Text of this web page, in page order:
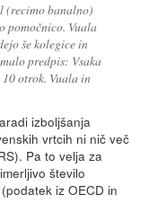
(recimo banalno)
pomočnico. Vuala
še kolegice in
predpis: Vsaka
otrok. Vuala in
izboljšanja
vrtcih ni nič več
Pa to velja za
število
iz OECD in